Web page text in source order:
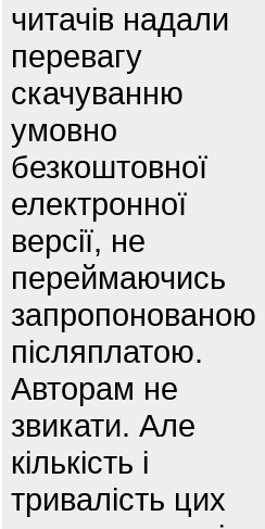
читачів надали
перевагу
скачуванню
умовно
безкоштовної
електронної
версії, не
переймаючись
запропонованою
післяплатою.
Авторам не
звикати. Але
кількість і
тривалість цих